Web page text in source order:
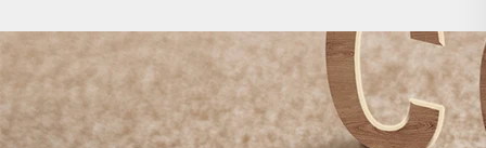
ットシャワーシステム
トシャワーシステム